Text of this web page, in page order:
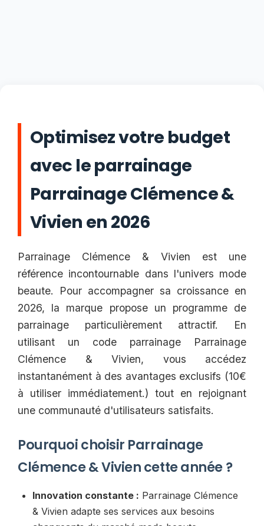
Optimisez votre budget
avec le parrainage
Parrainage Clémence &
Vivien en 2026
Parrainage Clémence & Vivien est une
référence incontournable dans l'univers mode
beaute. Pour accompagner sa croissance en
2026, la marque propose un programme de
parrainage particulièrement attractif. En
utilisant un code parrainage Parrainage
Clémence & Vivien, vous accédez
instantanément à des avantages exclusifs (10€
à utiliser immédiatement.) tout en rejoignant
une communauté d'utilisateurs satisfaits.
Pourquoi choisir Parrainage
Clémence & Vivien cette année ?
Innovation constante : Parrainage Clémence
& Vivien adapte ses services aux besoins